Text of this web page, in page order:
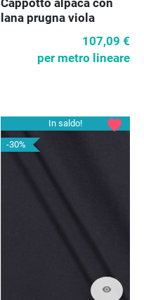
Cappotto alpaca con
lana prugna viola
107,09 €
per metro lineare
In saldo!
-30%
visibility
favorite